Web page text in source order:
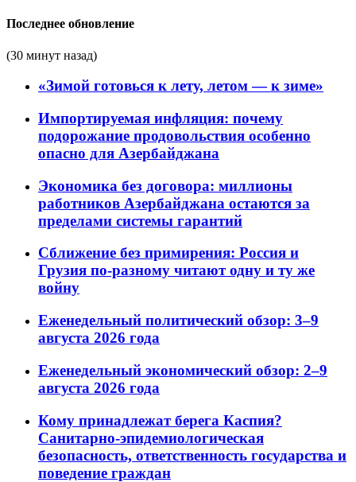
Последнее обновление
(30 минут назад)
«Зимой готовься к лету, летом — к зиме»
Импортируемая инфляция: почему
подорожание продовольствия особенно
опасно для Азербайджана
Экономика без договора: миллионы
работников Азербайджана остаются за
пределами системы гарантий
Сближение без примирения: Россия и
Грузия по-разному читают одну и ту же
войну
Еженедельный политический обзор: 3–9
августа 2026 года
Еженедельный экономический обзор: 2–9
августа 2026 года
Кому принадлежат берега Каспия?
Санитарно-эпидемиологическая
безопасность, ответственность государства и
поведение граждан